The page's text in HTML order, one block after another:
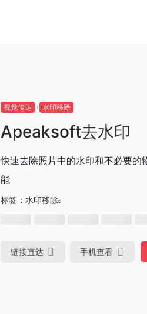
视觉传达 水印移除
Apeaksoft去水印
快速去除照片中的水印和不必要
能
标签： 水印移除
链接直达 手机查看